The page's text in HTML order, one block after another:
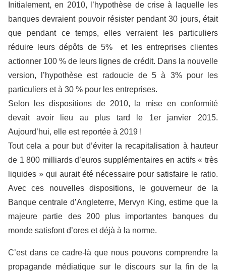
Initialement, en 2010, l’hypothèse de crise à laquelle les
banques devraient pouvoir résister pendant 30 jours, était
que pendant ce temps, elles verraient les particuliers
réduire leurs dépôts de 5% et les entreprises clientes
actionner 100 % de leurs lignes de crédit. Dans la nouvelle
version, l’hypothèse est radoucie de 5 à 3% pour les
particuliers et à 30 % pour les entreprises.
Selon les dispositions de 2010, la mise en conformité
devait avoir lieu au plus tard le 1er janvier 2015.
Aujourd’hui, elle est reportée à 2019 !
Tout cela a pour but d’éviter la recapitalisation à hauteur
de 1 800 milliards d’euros supplémentaires en actifs « très
liquides » qui aurait été nécessaire pour satisfaire le ratio.
Avec ces nouvelles dispositions, le gouverneur de la
Banque centrale d’Angleterre, Mervyn King, estime que la
majeure partie des 200 plus importantes banques du
monde satisfont d’ores et déjà à la norme.
C’est dans ce cadre-là que nous pouvons comprendre la
propagande médiatique sur le discours sur la fin de la